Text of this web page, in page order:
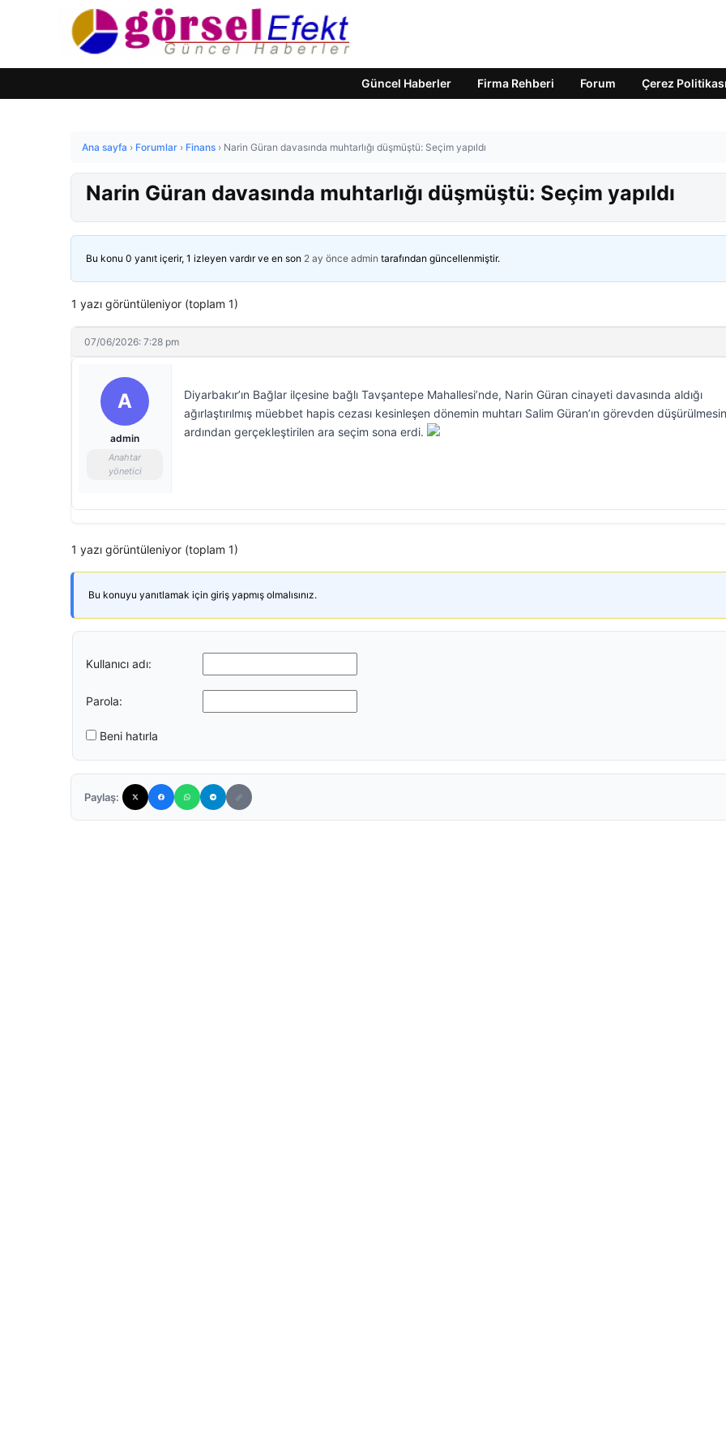
Güncel Haberler Firma Rehberi Forum Çerez Politikası
Ana sayfa › Forumlar › Finans › Narin Güran davasında muhtarlığı düşmüştü: Seçim yapıldı
Narin Güran davasında muhtarlığı düşmüştü: Seçim yapıldı
Bu konu 0 yanıt içerir, 1 izleyen vardır ve en son 2 ay önce admin tarafından güncellenmiştir.
1 yazı görüntüleniyor (toplam 1)
07/06/2026: 7:28 pm
A
admin
Anahtar
yönetici
Diyarbakır’ın Bağlar ilçesine bağlı Tavşantepe Mahallesi’nde, Narin Güran cinayeti davasında aldığı
ağırlaştırılmış müebbet hapis cezası kesinleşen dönemin muhtarı Salim Güran’ın görevden
ardından gerçekleştirilen ara seçim sona erdi.
1 yazı görüntüleniyor (toplam 1)
Bu konuyu yanıtlamak için giriş yapmış olmalısınız.
Kullanıcı adı:
Parola:
Beni hatırla
Paylaş: